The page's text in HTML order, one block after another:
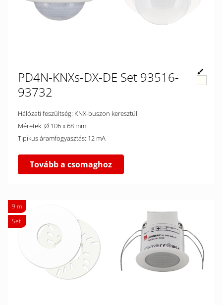
PD4N-KNXs-DX-DE Set 93516-
93732
Hálózati feszültség: KNX-buszon keresztül
Méretek: Ø 106 x 68 mm
Tipikus áramfogyasztás: 12 mA
Tovább a csomaghoz
9 m
Set